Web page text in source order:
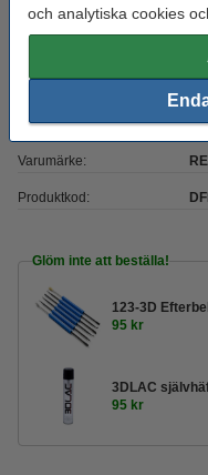
och analytiska cookies
Ral färg nr.:
Spolens ytterdiameter: Ø
Varumärke:
Produktkod:
Glöm inte att beställa!
123-3D
95 kr
3DLAC
95 kr